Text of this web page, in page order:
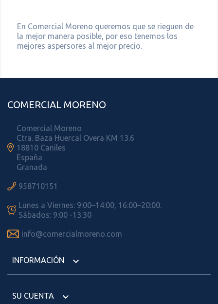
En Comercial Moreno queremos que se rieguen de
la mejor manera posible, por eso tenemos los
mejores aspersores al mejor precio.
COMERCIAL MORENO

Comercial Moreno
Ctra. Baza Huercal Overa KM 13.6
18810 Caniles
España
Granada
 958710151

Lunes a Viernes: 9:00–14:00, 16:00–20:00.
Sábados: 9:00 -13:30
 info@comercialmoreno.com
INFORMACIÓN 
SU CUENTA 